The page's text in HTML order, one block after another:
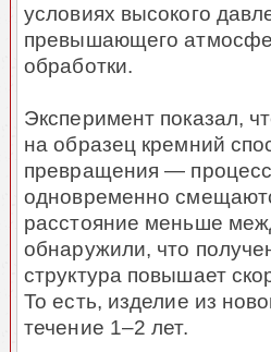
условиях высокого
превышающего
обработки.
Эксперимент показал,
на образец кремний
превращения —
одновременно
расстояние меньше
обнаружили, что
структура повышает
То есть, изделие из
течение 1–2 лет.